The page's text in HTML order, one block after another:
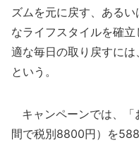
ズムを元に戻す、ある
なライフスタイルを確
適な毎日の取り戻すに
という。
キャンペーンでは、「
間で税別8800円）を